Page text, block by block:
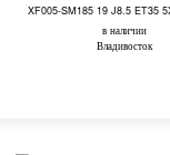
XF005-SM185 19 J8.5 ET35
в наличии
Владивосток